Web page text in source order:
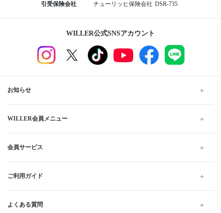
引受保険会社 チューリッヒ保険会社 DSR-735
WILLER公式SNSアカウント
お知らせ
WILLER会員メニュー
会員サービス
ご利用ガイド
よくある質問